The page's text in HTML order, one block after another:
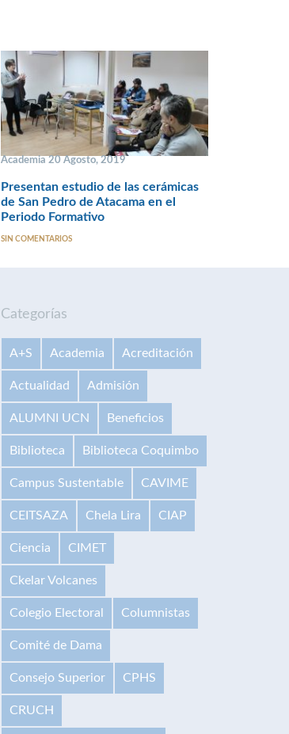
Academia 20 Agosto, 2019
Presentan estudio de las cerámicas
de San Pedro de Atacama en el
Periodo Formativo
SIN COMENTARIOS
Categorías
A+S Academia Acreditación
Actualidad Admisión
ALUMNI UCN Beneficios
Biblioteca Biblioteca Coquimbo
Campus Sustentable CAVIME
CEITSAZA Chela Lira CIAP
Ciencia CIMET
Ckelar Volcanes
Colegio Electoral Columnistas
Comité de Dama
Consejo Superior CPHS
CRUCH